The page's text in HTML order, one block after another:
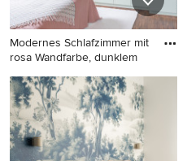
Modernes Schlafzimmer mit
rosa Wandfarbe, dunklem
Modernes Schlafzimmer mit
rosa Wandfarbe, dunklem
Holzboden, braunem Boden
und gewölbter Decke in
München